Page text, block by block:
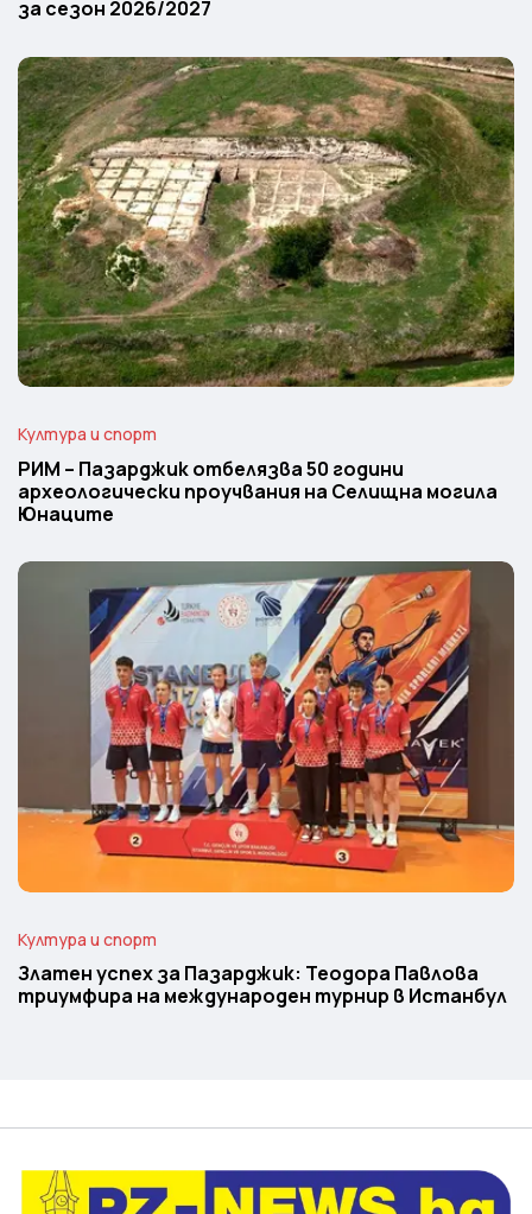
за сезон 2026/2027
Култура и спорт
РИМ – Пазарджик отбелязва 50 години
археологически проучвания на Селищна могила
Юнаците
Култура и спорт
Златен успех за Пазарджик: Теодора Павлова
триумфира на международен турнир в Истанбул